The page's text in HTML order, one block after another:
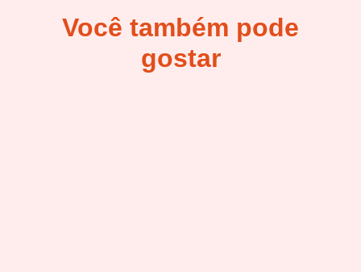
Você também pode
gostar